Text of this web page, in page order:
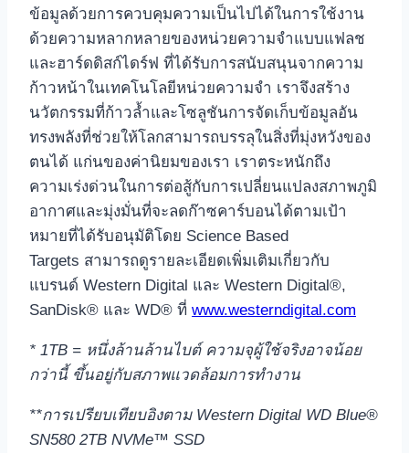
ข้อมูลด้วยการควบคุมความเป็นไปได้ในการใช้งาน
ด้วยความหลากหลายของหน่วยความจำแบบแฟลช
และฮาร์ดดิสก์ไดร์ฟ ที่ได้รับการสนับสนุนจากความ
ก้าวหน้าในเทคโนโลยีหน่วยความจำ เราจึงสร้าง
นวัตกรรมที่ก้าวล้ำและโซลูชันการจัดเก็บข้อมูลอัน
ทรงพลังที่ช่วยให้โลกสามารถบรรลุในสิ่งที่มุ่งหวังของ
ตนได้ แก่นของค่านิยมของเรา เราตระหนักถึง
ความเร่งด่วนในการต่อสู้กับการเปลี่ยนแปลงสภาพภูมิ
อากาศและมุ่งมั่นที่จะลดก๊าซคาร์บอนได้ตามเป้า
หมายที่ได้รับอนุมัติโดย Science Based
Targets สามารถดูรายละเอียดเพิ่มเติมเกี่ยวกับ
แบรนด์ Western Digital และ Western Digital®,
SanDisk® และ WD® ที่ www.westerndigital.com
* 1TB = หนึ่งล้านล้านไบต์ ความจุผู้ใช้จริงอาจน้อย
กว่านี้ ขึ้นอยู่กับสภาพแวดล้อมการทำงาน
**การเปรียบเทียบอิงตาม Western Digital WD Blue®
SN580 2TB NVMe™ SSD